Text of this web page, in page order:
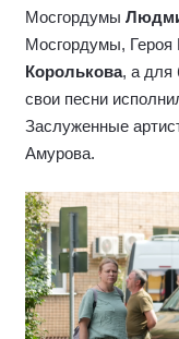
Мосгордумы
Мосгордумы, Героя
Королькова, а для
свои песни
Заслуженные
Амурова.